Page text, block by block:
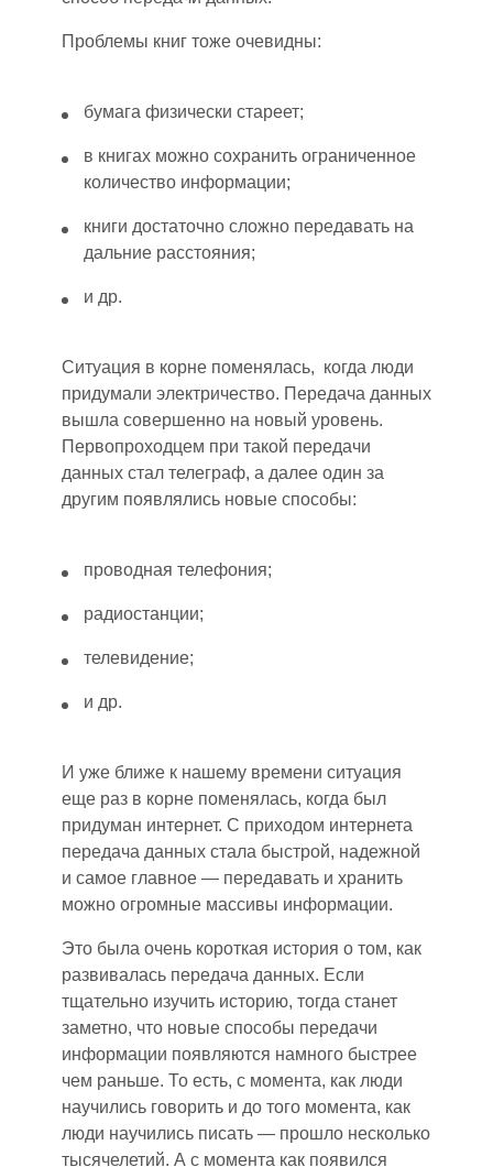
Проблемы книг тоже очевидны:
бумага физически стареет;
в книгах можно сохранить ограниченное
количество информации;
книги достаточно сложно передавать на
дальние расстояния;
и др.
Ситуация в корне поменялась, когда люди
придумали электричество. Передача данных
вышла совершенно на новый уровень.
Первопроходцем при такой передачи
данных стал телеграф, а далее один за
другим появлялись новые способы:
проводная телефония;
радиостанции;
телевидение;
и др.
И уже ближе к нашему времени ситуация
еще раз в корне поменялась, когда был
придуман интернет. С приходом интернета
передача данных стала быстрой, надежной
и самое главное — передавать и хранить
можно огромные массивы информации.
Это была очень короткая история о том, как
развивалась передача данных. Если
тщательно изучить историю, тогда станет
заметно, что новые способы передачи
информации появляются намного быстрее
чем раньше. То есть, с момента, как люди
научились говорить и до того момента, как
люди научились писать — прошло несколько
тысячелетий. А с момента как появился